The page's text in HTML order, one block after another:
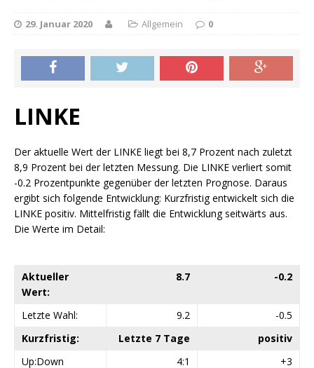
29. Januar 2020 Allgemein 0
LINKE
Der aktuelle Wert der LINKE liegt bei 8,7 Prozent nach zuletzt
8,9 Prozent bei der letzten Messung. Die LINKE verliert somit
-0.2 Prozentpunkte gegenüber der letzten Prognose. Daraus
ergibt sich folgende Entwicklung: Kurzfristig entwickelt sich die
LINKE positiv. Mittelfristig fällt die Entwicklung seitwärts aus.
Die Werte im Detail:
Aktueller
Wert:
8.7 -0.2
Letzte Wahl: 9.2
-0.5
Kurzfristig:
Letzte 7 Tage
positiv
Up:Down
4:1
+3